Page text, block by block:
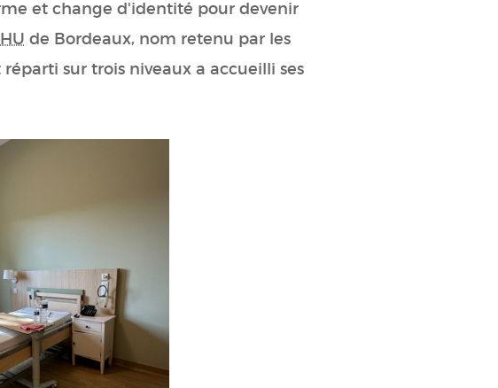
et change d'identité pour devenir
de Bordeaux, nom retenu par les
sur trois niveaux a accueilli ses